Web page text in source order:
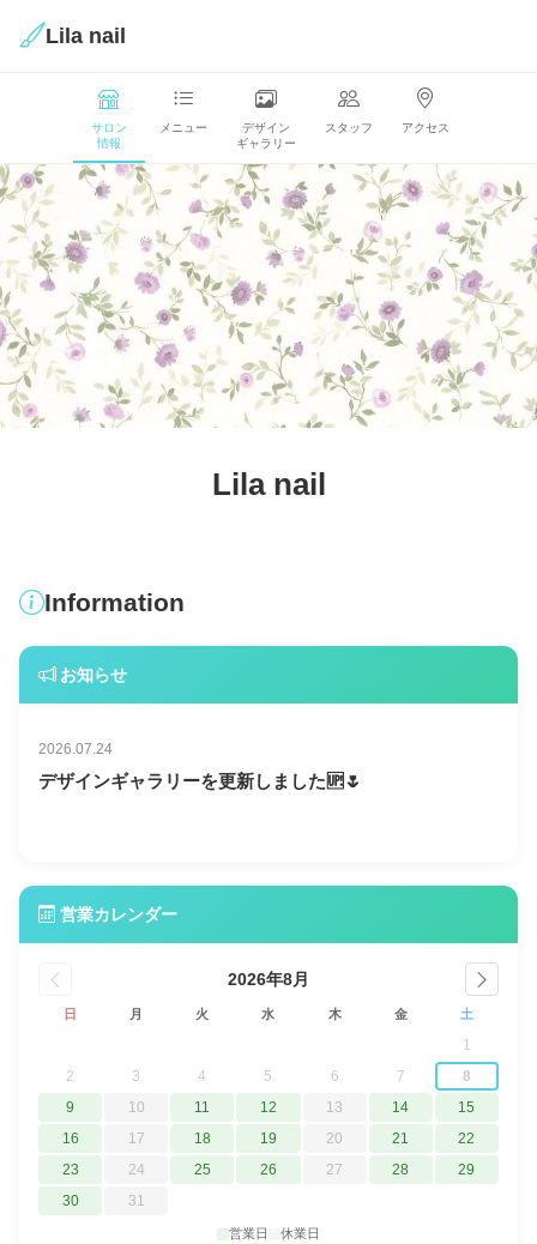
Lila nail
サロン
情報
メニュー
デザイン
ギャラリー
スタッフ アクセス
Lila nail
Information
お知らせ
2026.07.24
デザインギャラリーを更新しました🆙🌷
営業カレンダー
2026年8月
日 月 火 水 木 金 土
1
2
3 4 5 6 7
8
9
10 11 12 13 14
15
16
17 18 19 20 21
22
23
24 25 26 27 28
29
30
31
営業日 休業日